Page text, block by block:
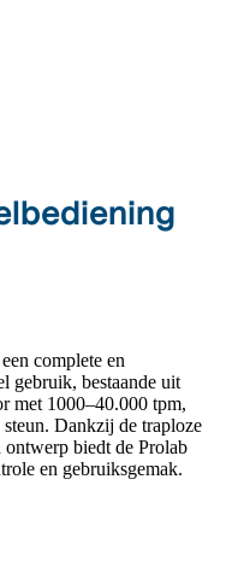
complete en
gebruik, bestaande uit
met 1000–40.000 tpm,
Dankzij de traploze
ontwerp biedt de Prolab
en gebruiksgemak.